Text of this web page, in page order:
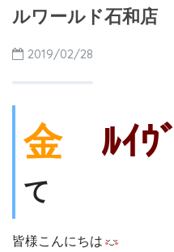
ルワールド石和店
2019/02/28
金 ﾙｲｳ
て
皆様こんにちは